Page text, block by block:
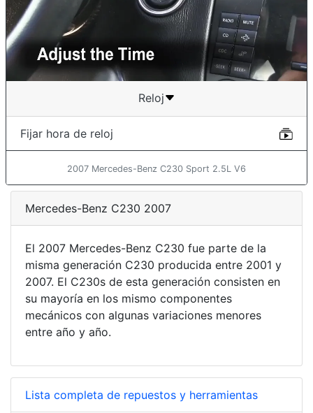
Reloj
Fijar hora de reloj
2007 Mercedes-Benz C230 Sport 2.5L V6
Mercedes-Benz C230 2007
El 2007 Mercedes-Benz C230 fue parte de la
misma generación C230 producida entre 2001 y
2007. El C230s de esta generación consisten en
su mayoría en los mismo componentes
mecánicos con algunas variaciones menores
entre año y año.
Lista completa de repuestos y herramientas